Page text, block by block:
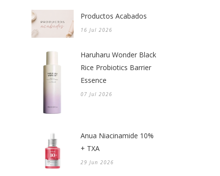
Productos Acabados
16 Jul 2026
Haruharu Wonder Black
Rice Probiotics Barrier
Essence
07 Jul 2026
Anua Niacinamide 10%
+ TXA
29 Jun 2026